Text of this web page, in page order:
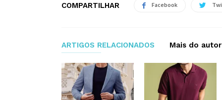
COMPARTILHAR Facebook
ARTIGOS RELACIONADOS Mais do autor